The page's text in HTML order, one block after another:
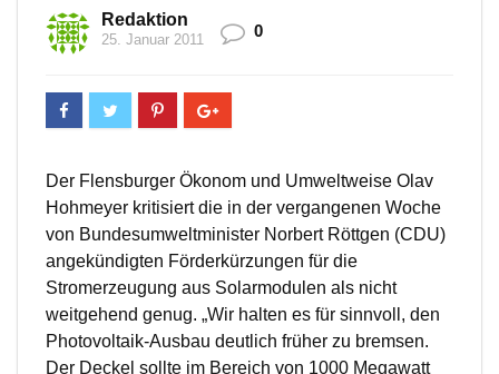
Redaktion
25. Januar 2011 0
Der Flensburger Ökonom und Umweltweise Olav
Hohmeyer kritisiert die in der vergangenen Woche
von Bundesumweltminister Norbert Röttgen (CDU)
angekündigten Förderkürzungen für die
Stromerzeugung aus Solarmodulen als nicht
weitgehend genug. „Wir halten es für sinnvoll, den
Photovoltaik-Ausbau deutlich früher zu bremsen.
Der Deckel sollte im Bereich von 1000 Megawatt